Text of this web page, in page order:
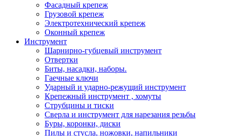
Фасадный крепеж
Грузовой крепеж
Электротехнический крепеж
Оконный крепеж
Инструмент
Шарнирно-губцевый инструмент
Отвертки
Биты, насадки, наборы.
Гаечные ключи
Ударный и ударно-режущий инструмент
Крепежный инструмент , хомуты
Струбцины и тиски
Сверла и инструмент для нарезания резьбы
Буры, коронки, диски
Пилы и стусла, ножовки, напильники